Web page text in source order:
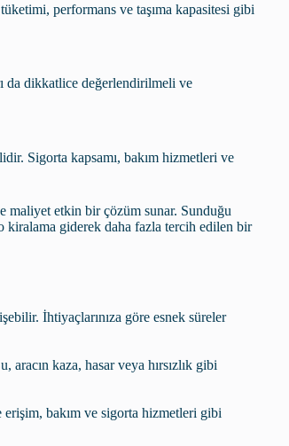
performans ve taşıma kapasitesi gibi
da dikkatlice değerlendirilmeli ve
Sigorta kapsamı, bakım hizmetleri ve
maliyet etkin bir çözüm sunar. Sunduğu
kiralama giderek daha fazla tercih edilen bir
İhtiyaçlarınıza göre esnek süreler
kaza, hasar veya hırsızlık gibi
bakım ve sigorta hizmetleri gibi